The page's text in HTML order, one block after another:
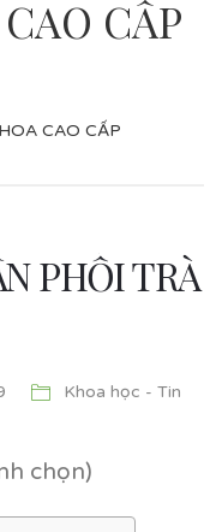
CẤP
CAO CẤP
PHỐI TRÀ
Khoa học - Tin
chọn)